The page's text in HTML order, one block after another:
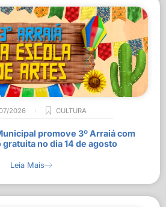
2026 CULTURA
promove 3º Arraiá com
no dia 14 de agosto
Leia Mais